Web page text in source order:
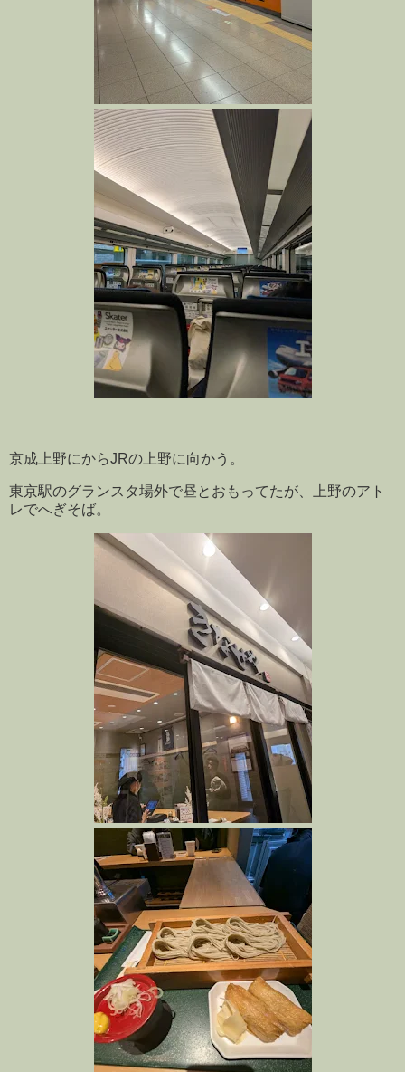
京成上野にからJRの上野に向かう。
東京駅のグランスタ場外で昼とおもってたが、上野のアト
レでへぎそば。